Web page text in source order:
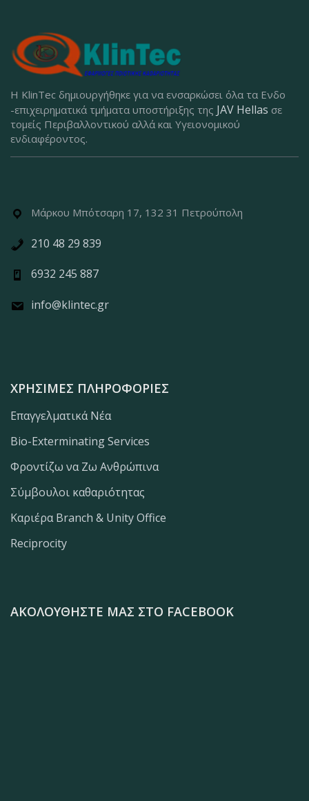
Η KlinTec δημιουργήθηκε για να ενσαρκώσει όλα τα Ενδο
-επιχειρηματικά τμήματα υποστήριξης της JAV Hellas σε
τομείς Περιβαλλοντικού αλλά και Υγειονομικού
ενδιαφέροντος.
Μάρκου Μπότσαρη 17, 132 31 Πετρούπολη
210 48 29 839
6932 245 887
info@klintec.gr
ΧΡΉΣΙΜΕΣ ΠΛΗΡΟΦΟΡΊΕΣ
Επαγγελματικά Νέα
Bio-Exterminating Services
Φροντίζω να Ζω Ανθρώπινα
Σύμβουλοι καθαριότητας
Καριέρα Branch & Unity Office
Reciprocity
ΑΚΟΛΟΥΘΉΣΤΕ ΜΑΣ ΣΤΟ FACEBOOK